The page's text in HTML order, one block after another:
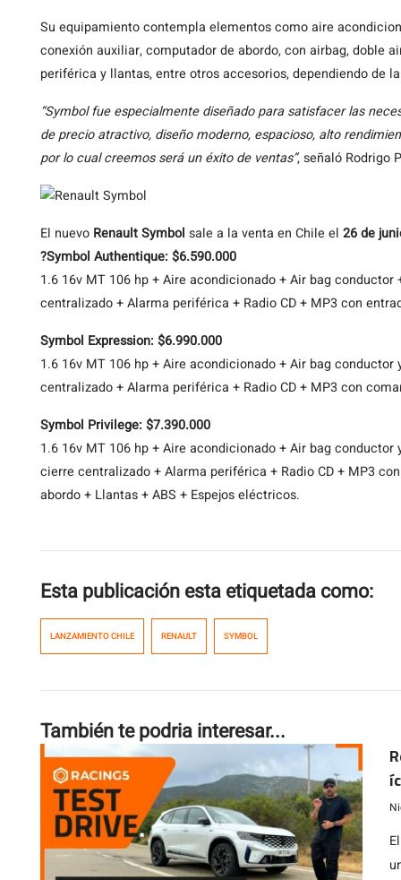
Su equipamiento contempla elementos como aire
conexión auxiliar, computador de abordo, con airbag, doble
periférica y llantas, entre otros accesorios, dependiendo de
“Symbol fue especialmente diseñado para satisfacer las
de precio atractivo, diseño moderno, espacioso, alto
por lo cual creemos será un éxito de ventas”, señaló Rodrigo
El nuevo Renault Symbol sale a la venta en Chile el 26 de
?Symbol Authentique: $6.590.000
1.6 16v MT 106 hp + Aire acondicionado + Air bag
centralizado + Alarma periférica + Radio CD + MP3 con
Symbol Expression: $6.990.000
1.6 16v MT 106 hp + Aire acondicionado + Air bag
centralizado + Alarma periférica + Radio CD + MP3 con
Symbol Privilege: $7.390.000
1.6 16v MT 106 hp + Aire acondicionado + Air bag
cierre centralizado + Alarma periférica + Radio CD + MP3
abordo + Llantas + ABS + Espejos eléctricos.
Esta publicación esta etiquetada como:
LANZAMIENTO CHILE RENAULT SYMBOL
También te podria interesar...